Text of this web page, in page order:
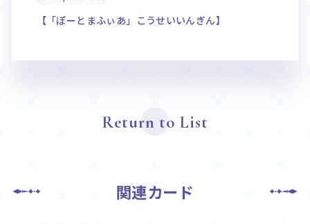
【「ぽーとまふぃあ」こうせいいんぎん】
Return to List
関連カード